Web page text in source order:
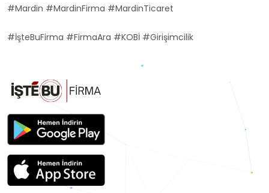
#Mardin #MardinFirma #MardinTicaret
#İşteBuFirma #FirmaAra #KOBİ #Girişimcilik